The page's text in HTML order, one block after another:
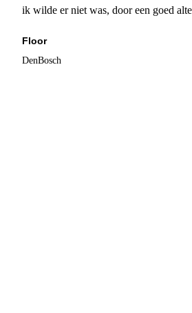
ik wilde er niet was, door een goed
Floor
DenBosch